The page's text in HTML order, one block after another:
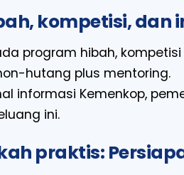
kompetisi, dan
program hibah,
hutang plus mentoring.
informasi Kemenkop,
ini.
praktis: